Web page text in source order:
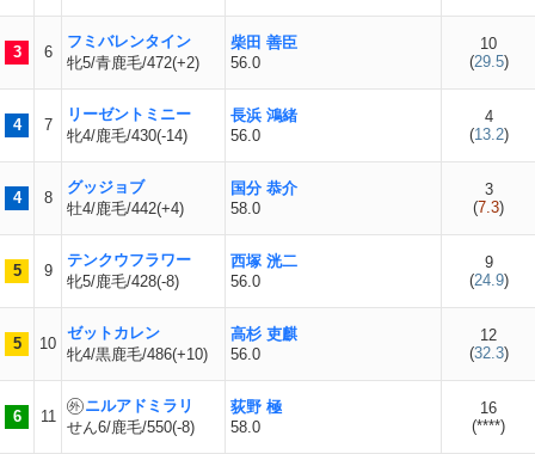
3 6
フミバレンタイン
牝5/青鹿毛/472(+2)
柴田 善臣
56.0
10
(29.5)
4 7
リーゼントミニー
牝4/鹿毛/430(-14)
長浜 鴻緒
56.0
4
(13.2)
4 8
グッジョブ
牡4/鹿毛/442(+4)
国分 恭介
58.0
3
(7.3)
5 9
テンクウフラワー
牝5/鹿毛/428(-8)
西塚 洸二
56.0
9
(24.9)
5 10
ゼットカレン
牝4/黒鹿毛/486(+10)
高杉 吏麒
56.0
12
(32.3)
6 11
ニルアドミラリ
せん6/鹿毛/550(-8)
荻野 極
58.0
16
(****)